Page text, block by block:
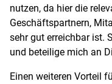
nutzen, da hier die
Geschäftspartnern,
sehr gut erreichbar ist.
und beteilige mich an
Einen weiteren Vorteil